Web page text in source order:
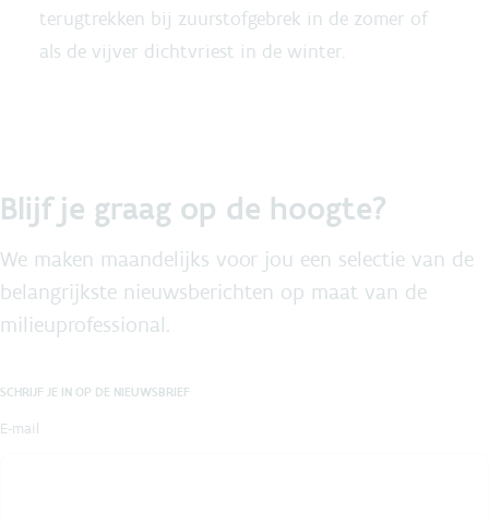
terugtrekken bij zuurstofgebrek in de zomer of
als de vijver dichtvriest in de winter.
Blijf je graag op de hoogte?
We maken maandelijks voor jou een selectie van de
belangrijkste nieuwsberichten op maat van de
milieuprofessional.
SCHRIJF JE IN OP DE NIEUWSBRIEF
E-mail